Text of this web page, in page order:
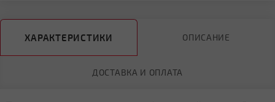
ХАРАКТЕРИСТИКИ ОПИСАНИЕ
ДОСТАВКА И ОПЛАТА